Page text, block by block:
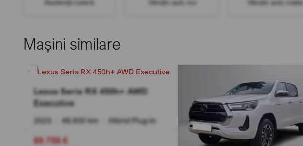
Asistență rutieră Vânzări auto noi Vânzări auto rulate
Mașini similare
Lexus Seria RX 450h+ AWD
Executive
2023 48.930 km Hibrid Plug-In
69.750 €